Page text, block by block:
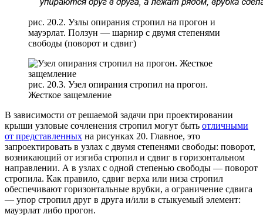
рис. 20.2. Узлы опирания стропил на прогон и
мауэрлат. Ползун — шарнир с двумя степенями
свободы (поворот и сдвиг)
рис. 20.3. Узел опирания стропил на прогон.
Жесткое защемление
В зависимости от решаемой задачи при проектировании
крыши узловые сочленения стропил могут быть отличными
от представленных на рисунках 20. Главное, это
запроектировать в узлах с двумя степенями свободы: поворот,
возникающий от изгиба стропил и сдвиг в горизонтальном
направлении. А в узлах с одной степенью свободы — поворот
стропила. Как правило, сдвиг верха или низа стропил
обеспечивают горизонтальные врубки, а ограничение сдвига
— упор стропил друг в друга и/или в стыкуемый элемент:
мауэрлат либо прогон.